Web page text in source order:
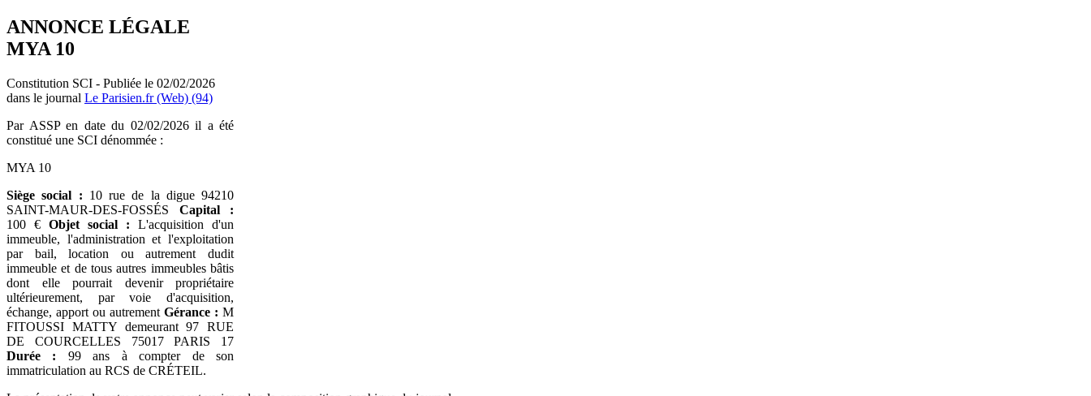
ANNONCE LÉGALE
MYA 10
Constitution SCI - Publiée le 02/02/2026
dans le journal Le Parisien.fr (Web) (94)
Par ASSP en date du 02/02/2026 il a été
constitué une SCI dénommée :
MYA 10
Siège social : 10 rue de la digue 94210
SAINT-MAUR-DES-FOSSÉS Capital :
100 € Objet social : L'acquisition d'un
immeuble, l'administration et l'exploitation
par bail, location ou autrement dudit
immeuble et de tous autres immeubles bâtis
dont elle pourrait devenir propriétaire
ultérieurement, par voie d'acquisition,
échange, apport ou autrement Gérance : M
FITOUSSI MATTY demeurant 97 RUE
DE COURCELLES 75017 PARIS 17
Durée : 99 ans à compter de son
immatriculation au RCS de CRÉTEIL.